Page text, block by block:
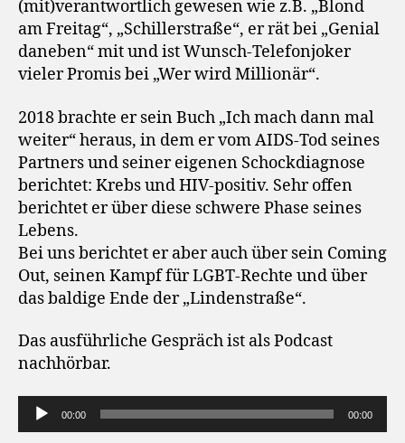
(mit)verantwortlich gewesen wie z.B. „Blond
am Freitag“, „Schillerstraße“, er rät bei „Genial
daneben“ mit und ist Wunsch-Telefonjoker
vieler Promis bei „Wer wird Millionär“.
2018 brachte er sein Buch „Ich mach dann mal
weiter“ heraus, in dem er vom AIDS-Tod seines
Partners und seiner eigenen Schockdiagnose
berichtet: Krebs und HIV-positiv. Sehr offen
berichtet er über diese schwere Phase seines
Lebens.
Bei uns berichtet er aber auch über sein Coming
Out, seinen Kampf für LGBT-Rechte und über
das baldige Ende der „Lindenstraße“.
Das ausführliche Gespräch ist als Podcast
nachhörbar.
u
00:00 00:00